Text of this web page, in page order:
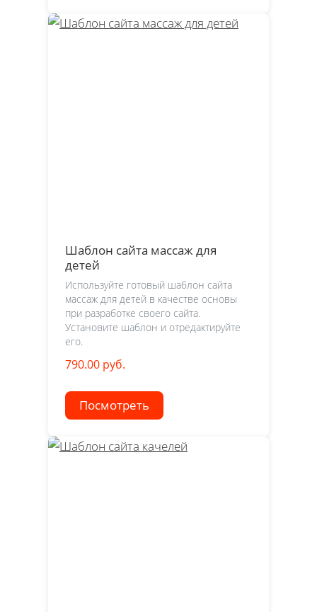
Шаблон сайта массаж для
детей
Используйте готовый шаблон сайта
массаж для детей в качестве основы
при разработке своего сайта.
Установите шаблон и отредактируйте
его.
790.00 руб.
Посмотреть